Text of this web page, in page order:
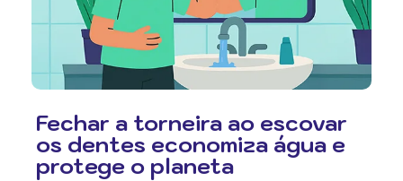
Fechar a torneira ao escovar
os dentes economiza água e
protege o planeta